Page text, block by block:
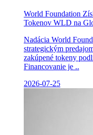
World Foundation
Tokenov WLD na
Nadácia World
strategickým
zakúpené tokeny
Financovanie je ..
2026-07-25